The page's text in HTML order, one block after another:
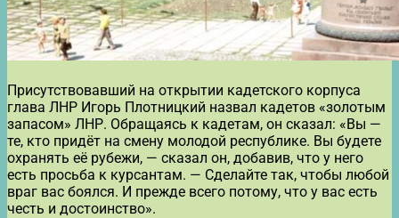
Присутствовавший на открытии кадетского корпуса
глава ЛНР Игорь Плотницкий назвал кадетов «золотым
запасом» ЛНР. Обращаясь к кадетам, он сказал: «Вы —
те, кто придёт на смену молодой республике. Вы будете
охранять её рубежи, — сказал он, добавив, что у него
есть просьба к курсантам. — Сделайте так, чтобы любой
враг вас боялся. И прежде всего потому, что у вас есть
честь и достоинство».